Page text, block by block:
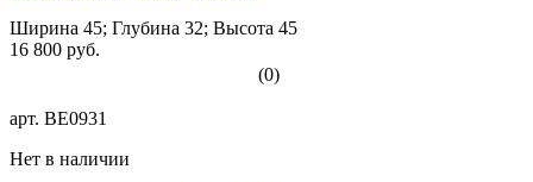
Ширина 45; Глубина 32; Высота 45
16 800 руб.
(0)
арт. BE0931
Нет в наличии